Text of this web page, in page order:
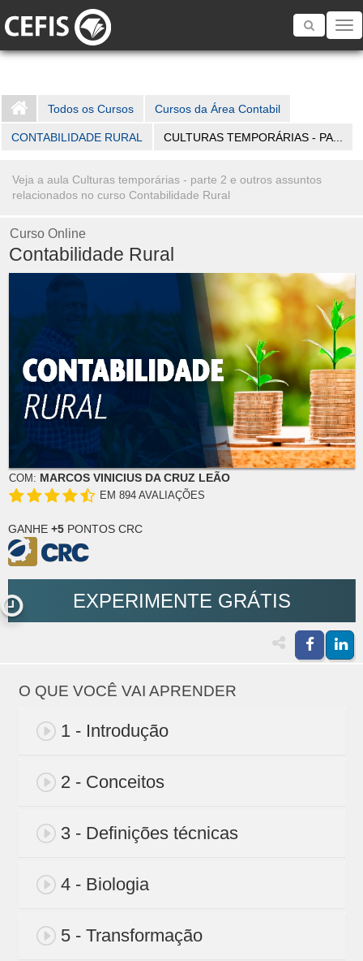
Toggle
Todos os Cursos Cursos da Área Contabil
CONTABILIDADE RURAL CULTURAS TEMPORÁRIAS - PA...
Veja a aula Culturas temporárias - parte 2 e outros assuntos
relacionados no curso Contabilidade Rural
Curso Online
Contabilidade Rural
COM: MARCOS VINICIUS DA CRUZ LEÃO
EM 894 AVALIAÇÕES
GANHE +5 PONTOS CRC
EXPERIMENTE GRÁTIS
O QUE VOCÊ VAI APRENDER
1 - Introdução
2 - Conceitos
3 - Definições técnicas
4 - Biologia
5 - Transformação